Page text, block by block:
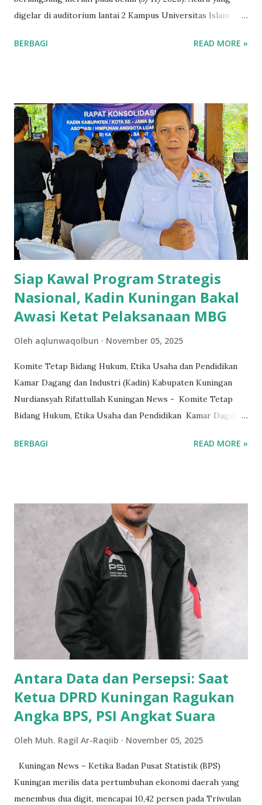
digelar di auditorium lantai 2 Kampus Universitas Islam
Kedawung, Kabupaten Cirebon, dihadiri oleh banyak
khidmat dengan pembacaan ayat suci Al-Qur'an yang
menjadi pembuka rangkaian acara. Ketua Pelaksana, Wirya
Nurfatahurrizki menyampaikan laporannya, Wirya
menjelaskan Dies Natalis ini resmi dibuka dan rangkaian
acara selanjutnya akan dilaksanakan di Cirebon, dengan
penutupan yang direncanakan di Kuningan. "Kami berharap
semua kegiatan ini dapat berjalan lancar dan bermanfaat
bagi semua anggota," ujarnya kala diwawancara
kuninganmass.com pada Selasa (4/11/2025). Selanjutnya,
sambutan disampaikan oleh Ketua Um...
BERBAGI READ MORE »
Siap Kawal Program Strategis
Nasional, Kadin Kuningan Bakal
Awasi Ketat Pelaksanaan MBG
Oleh aqlunwaqolbun November 05, 2025
Komite Tetap Bidang Hukum, Etika Usaha dan Pendidikan
Kamar Dagang dan Industri (Kadin) Kabupaten Kuningan
Nurdiansyah Rifattullah Kuningan News - Komite Tetap
Bidang Hukum, Etika Usaha dan Pendidikan Kamar Dagang
Rifattullah menegaskan komitmennya untuk berperan aktif
Gratis (MBG) di wilayah Kuningan. Kadin memandang
program ini bukan sekadar distribusi makanan, tetapi
sebagai instrumen vital untuk menyiapkan generasi emas
serta menggerakkan ekonomi lokal, khususnya Usaha
Mikro, Kecil, dan Menengah (UMKM). Peran Sentral Kadin
dalam MBG Nurdiansyah Rifattullah, dalam keterangan pers,
menyatakan bahwa peran Kadin dalam MBG akan dijalankan
melalui keanggotaan dalam Satgas MBG Kadin. Sesuai
dengan Amanat dan Arahan Presiden , melalui KADIN
Indonesia , bahwa KADIN di semua t...
BERBAGI READ MORE »
Antara Data dan Persepsi: Saat
Ketua DPRD Kuningan Ragukan
Angka BPS, PSI Angkat Suara
Oleh Muh. Ragil Ar-Raqiib November 05, 2025
Kuningan News – Ketika Badan Pusat Statistik (BPS)
Kuningan merilis data pertumbuhan ekonomi daerah yang
menembus dua digit, mencapai 10,42 persen pada Triwulan